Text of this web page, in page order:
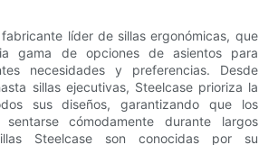
líder de sillas ergonómicas, que
gama de opciones de asientos para
necesidades y preferencias. Desde
sillas ejecutivas, Steelcase prioriza la
sus diseños, garantizando que los
sentarse cómodamente durante largos
Steelcase son conocidas por su